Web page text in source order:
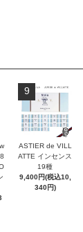
9
ASTIER de VILL
ATTE インセンス
19種
9,400円(税込10,
340円)